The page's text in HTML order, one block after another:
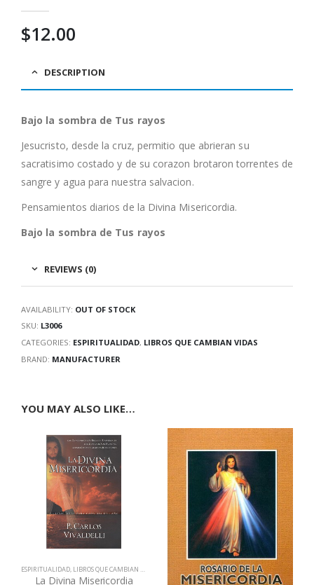
$12.00
DESCRIPTION
Bajo la sombra de Tus rayos
Jesucristo, desde la cruz, permitio que abrieran su
sacratisimo costado y de su corazon brotaron torrentes de
sangre y agua para nuestra salvacion.
Pensamientos diarios de la Divina Misericordia.
Bajo la sombra de Tus rayos
REVIEWS (0)
AVAILABILITY: OUT OF STOCK
SKU: L3006
CATEGORIES: ESPIRITUALIDAD, LIBROS QUE CAMBIAN VIDAS
BRAND: MANUFACTURER
YOU MAY ALSO LIKE…
ESPIRITUALIDAD, LIBROS QUE CAMBIAN VIDAS
La Divina Misericordia